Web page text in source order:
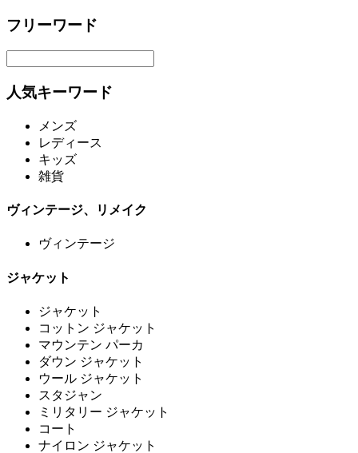
フリーワード
人気キーワード
メンズ
レディース
キッズ
雑貨
ヴィンテージ、リメイク
ヴィンテージ
ジャケット
ジャケット
コットン ジャケット
マウンテン パーカ
ダウン ジャケット
ウール ジャケット
スタジャン
ミリタリー ジャケット
コート
ナイロン ジャケット